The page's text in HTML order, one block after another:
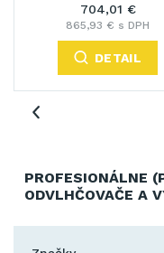
704,01 €
865,93 € s DPH
DETAIL
PROFESIONÁLNE
ODVLHČOVAČE A